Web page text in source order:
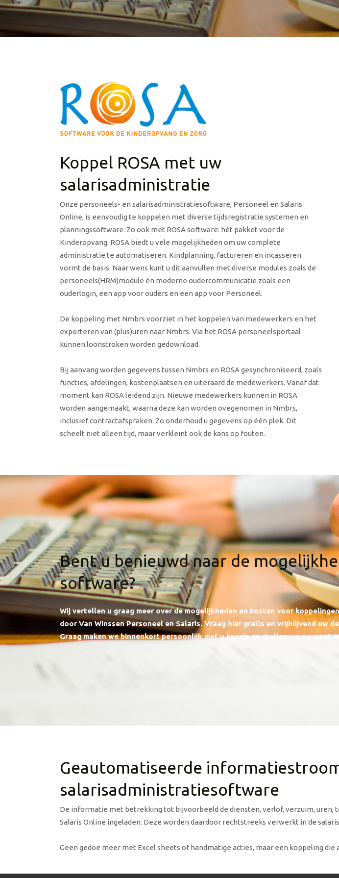
Koppel ROSA met uw
salarisadministratie
Onze personeels- en salarisadministratiesoftware, Personeel en Salaris
Online, is eenvoudig te koppelen met diverse tijdsregistratie systemen en
planningssoftware. Zo ook met ROSA software: hèt pakket voor de
Kinderopvang. ROSA biedt u vele mogelijkheden om uw complete
administratie te automatiseren. Kindplanning, factureren en incasseren
vormt de basis. Naar wens kunt u dit aanvullen met diverse modules zoals de
personeels(HRM)module én moderne oudercommunicatie zoals een
ouderlogin, een app voor ouders en een app voor Personeel.
De koppeling met Nmbrs voorziet in het koppelen van medewerkers en het
exporteren van (plus)uren naar Nmbrs. Via het ROSA personeelsportaal
kunnen loonstroken worden gedownload.
Bij aanvang worden gegevens tussen Nmbrs en ROSA gesynchroniseerd, zoals
functies, afdelingen, kostenplaatsen en uiteraard de medewerkers. Vanaf dat
moment kan ROSA leidend zijn. Nieuwe medewerkers kunnen in ROSA
worden aangemaakt, waarna deze kan worden ovegenomen in Nmbrs,
inclusief contractafspraken. Zo onderhoud u gegevens op één plek. Dit
scheelt niet alleen tijd, maar verkleint ook de kans op fouten.
Bent u benieuwd naar de
software?
Wij vertellen u graag meer over de mogelijkheden en kosten voor
door Van Winssen Personeel en Salaris.Vraag hier gratis en vrijblijvend uw
Graag maken we binnenkort persoonlijk met u kennis en stellen we op maat
Geautomatiseerde
salarisadministratiesoftware
De informatie met betrekking tot bijvoorbeeld de diensten, verlof, verzuim, uren,
Salaris Online ingeladen. Deze worden daardoor rechtstreeks verwerkt in de
Geen gedoe meer met Excel sheets of handmatige acties, maar een koppeling